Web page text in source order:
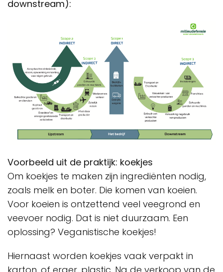
downstream):
Voorbeeld uit de praktijk: koekjes
Om koekjes te maken zijn ingrediënten nodig,
zoals melk en boter. Die komen van koeien.
Voor koeien is ontzettend veel veegrond en
veevoer nodig. Dat is niet duurzaam. Een
oplossing? Veganistische koekjes!
Hiernaast worden koekjes vaak verpakt in